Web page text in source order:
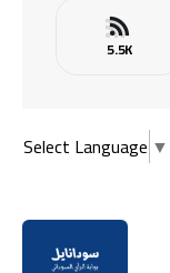
5.5K
Select Language ▼